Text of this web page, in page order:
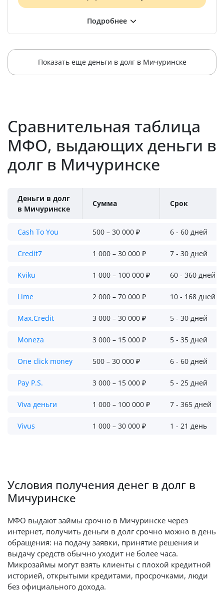
Показать еще деньги в долг в Мичуринске
Сравнительная таблица
МФО, выдающих деньги в
долг в Мичуринске
Деньги в долг
в Мичуринске
Сумма Срок
Cash To You 500 – 30 000 ₽ 6 - 60 дней
Credit7 1 000 – 30 000 ₽ 7 - 30 дней
Kviku 1 000 – 100 000 ₽ 60 - 360 дней
Lime 2 000 – 70 000 ₽ 10 - 168 дней
Max.Credit 3 000 – 30 000 ₽ 5 - 30 дней
Moneza 3 000 – 15 000 ₽ 5 - 35 дней
One click money 500 – 30 000 ₽ 6 - 60 дней
Pay P.S. 3 000 – 15 000 ₽ 5 - 25 дней
Viva деньги 1 000 – 100 000 ₽ 7 - 365 дней
Vivus 1 000 – 30 000 ₽ 1 - 21 день
Условия получения денег в долг в
Мичуринске
МФО выдают займы срочно в Мичуринске через
интернет, получить деньги в долг срочно можно в день
обращения: на подачу заявки, принятие решения и
выдачу средств обычно уходит не более часа.
Микрозаймы могут взять клиенты с плохой кредитной
историей, открытыми кредитами, просрочками, люди
без официального дохода.